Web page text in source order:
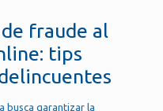
fraude al
tips
busca garantizar la